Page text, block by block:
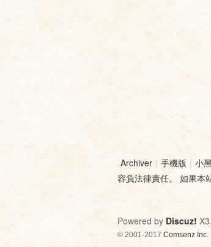
Archiver | 手機版 | 小
容負法律責任。 如果本
Powered by Discuz!
© 2001-2017 Comsenz Inc.